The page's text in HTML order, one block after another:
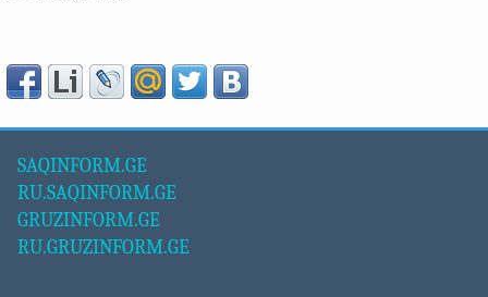
SAQINFORM.GE
RU.SAQINFORM.GE
GRUZINFORM.GE
RU.GRUZINFORM.GE